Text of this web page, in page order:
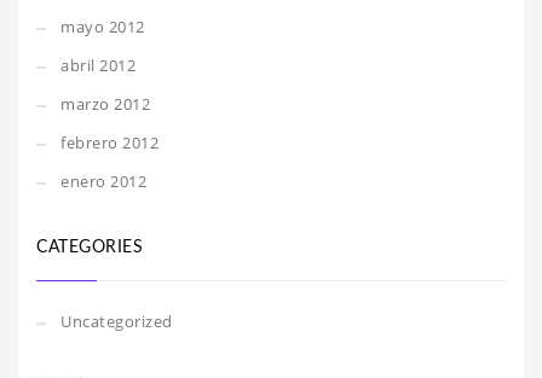
mayo 2012
abril 2012
marzo 2012
febrero 2012
enero 2012
CATEGORIES
Uncategorized